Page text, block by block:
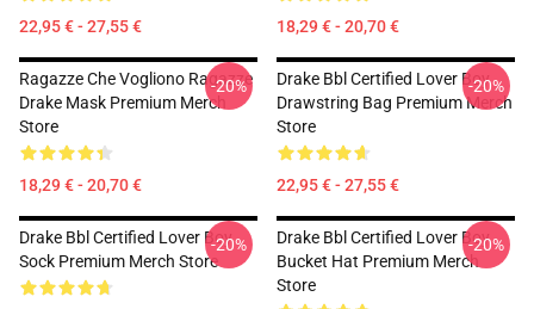
22,95 € - 27,55 € 18,29 € - 20,70 €
Ragazze Che Vogliono Ragazze
Drake Mask Premium Merch
Store
18,29 € - 20,70 €
-20%
Drake Bbl Certified Lover Boy
Drawstring Bag Premium Merch
Store
22,95 € - 27,55 €
-20%
Drake Bbl Certified Lover Boy
Sock Premium Merch Store
-20%
Drake Bbl Certified Lover Boy
Bucket Hat Premium Merch
Store
-20%